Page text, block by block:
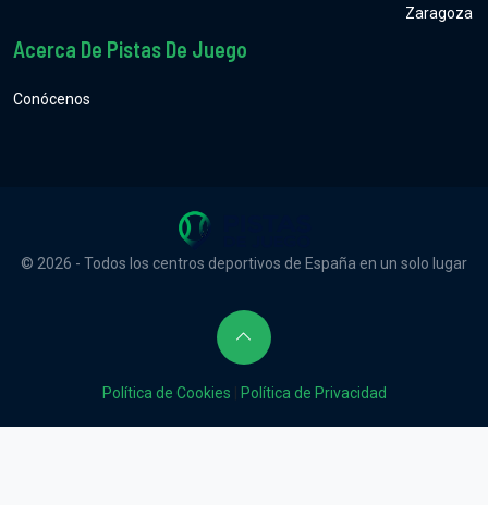
Zaragoza
Acerca De Pistas De Juego
Conócenos
© 2026 - Todos los centros deportivos de España en un solo lugar
Política de Cookies Política de Privacidad